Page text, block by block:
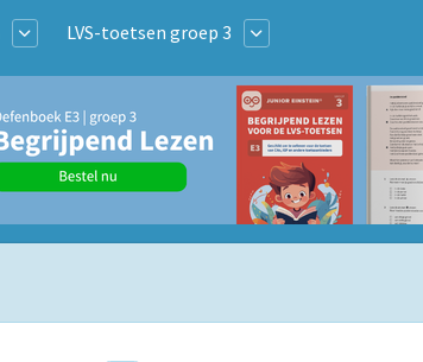
LVS-toetsen groep 3